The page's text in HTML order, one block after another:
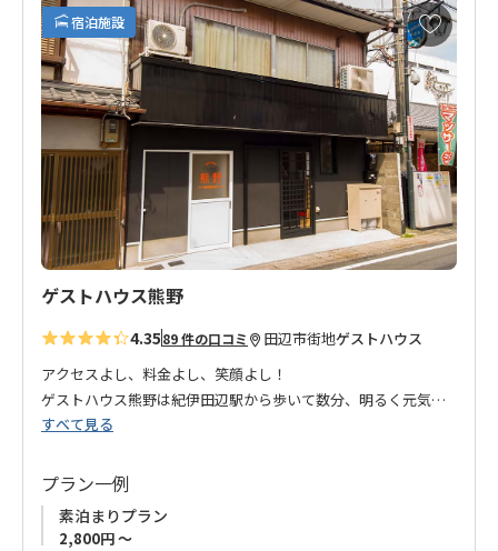
宿泊施設
お
気
に
入
り
に
追
加
ゲストハウス熊野
4.3589 件の口コミ 田辺市街地ゲストハウス
アクセスよし、料金よし、笑顔よし！
ゲストハウス熊野は紀伊田辺駅から歩いて数分、明るく元気な
女将さんと、笑顔が素敵な息子さんが切り盛りするアットホー
客室は2階にあり、１階は受付。１階裏には共用の風呂や洗濯機
等の設備もあり、手ぶらで来ていただいても何不自由ない田辺
ライフを満喫していただけます。
すべて見る
プラン一例
素泊まりプラン
2,800円 ～